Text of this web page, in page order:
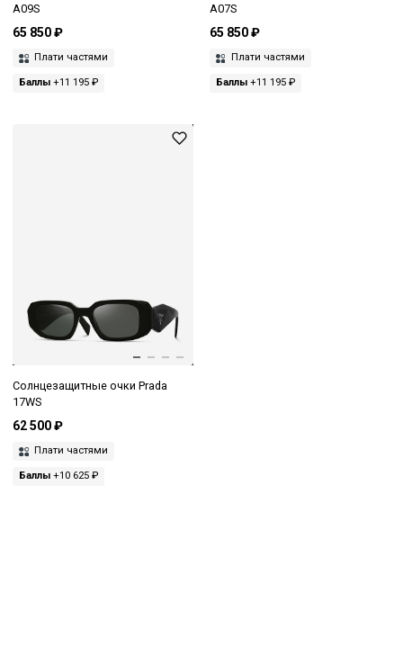
A09S
65 850 ₽
Плати частями
Баллы +11 195 ₽
A07S
65 850 ₽
Плати частями
Баллы+11 195 ₽
Солнцезащитные очки Prada
17WS
62 500 ₽
Плати частями
Баллы +10 625 ₽